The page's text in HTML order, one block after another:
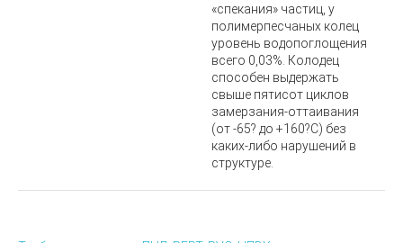
«спекания» частиц, у
полимерпесчаных колец
уровень водопоглощения
всего 0,03%. Колодец
способен выдержать
свыше пятисот циклов
замерзания-оттаивания
(от -65? до +160?С) без
каких-либо нарушений в
структуре.